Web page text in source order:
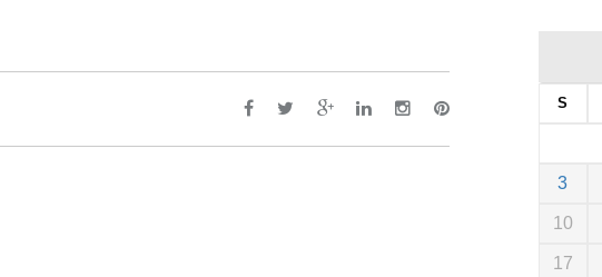
S
3
10
17